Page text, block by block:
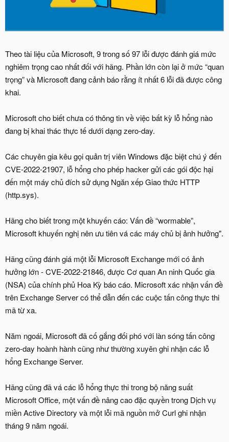
Theo tài liệu của Microsoft, 9 trong số 97 lỗi được đánh giá mức
nghiêm trọng cao nhất đối với hãng. Phần lớn còn lại ở mức “quan
trọng” và Microsoft đang cảnh báo rằng ít nhất 6 lỗi đã được công
khai.
Microsoft cho biết chưa có thông tin về việc bất kỳ lỗ hổng nào
đang bị khai thác thực tế dưới dạng zero-day.
Các chuyên gia kêu gọi quản trị viên Windows đặc biệt chú ý đến
CVE-2022-21907, lỗ hổng cho phép hacker gửi các gói độc hại
đến một máy chủ đích sử dụng Ngăn xếp Giao thức HTTP
(http.sys).
Hãng cho biết trong một khuyến cáo: Vấn đề “wormable”,
Microsoft khuyến nghị nên ưu tiên vá các máy chủ bị ảnh hưởng".
Hãng cũng đánh giá một lỗi Microsoft Exchange mới có ảnh
hưởng lớn - CVE-2022-21846, được Cơ quan An ninh Quốc gia
(NSA) của chính phủ Hoa Kỳ báo cáo. Microsoft xác nhận vấn đề
trên Exchange Server có thể dẫn đến các cuộc tấn công thực thi
mã từ xa.
Năm ngoái, Microsoft đã cố gắng đối phó với làn sóng tấn công
zero-day hoành hành cũng như thường xuyên ghi nhận các lỗ
hổng Exchange Server.
Hãng cũng đã vá các lỗ hổng thực thi trong bộ năng suất
Microsoft Office, một vấn đề nâng cao đặc quyền trong Dịch vụ
miền Active Directory và một lỗi mã nguồn mở Curl ghi nhận
tháng 9 năm ngoái.